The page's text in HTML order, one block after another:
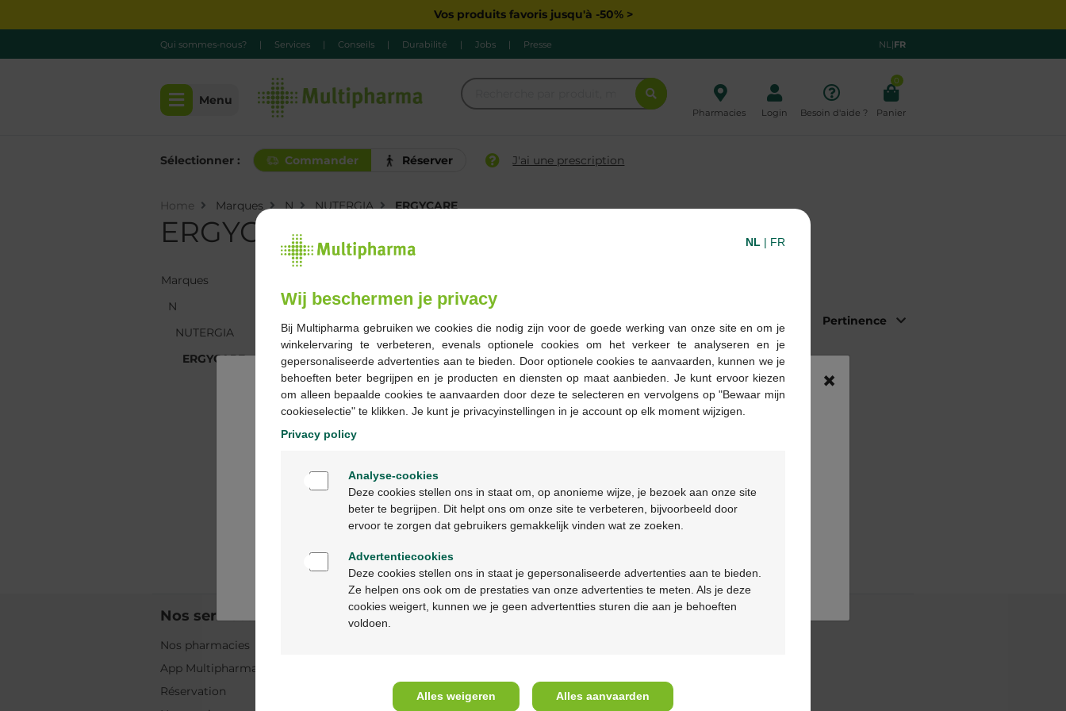
Vos produits favoris jusqu'à -50% >
Qui sommes-nous? | Services | Conseils | Durabilité | Jobs | Presse NL|FR
Menu
Pharmacies Login Besoin d'aide ?
0
Panier
Sélectionner : Commander Réserver J'ai une prescription
Home Marques N NUTERGIA ERGYCARE
ERGYCARE
Marques
N
NUTERGIA NUTERGIA
ERGYCAREERGYCARE
1 Résultats Trier par:
24,90 €
Nos services
Nos pharmacies
App Multipharma
Réservation
A propos de Multipharma
Mission & vision
Aide & contact
Prenez rendez-vous
×
Ga verder in het nederlands
NL | FR
Wij beschermen je privacy
Bij Multipharma gebruiken we cookies die nodig zijn voor de goede werking van onze site en om je
winkelervaring te verbeteren, evenals optionele cookies om het verkeer te analyseren en je
gepersonaliseerde advertenties aan te bieden. Door optionele cookies te aanvaarden, kunnen we je
behoeften beter begrijpen en je producten en diensten op maat aanbieden. Je kunt ervoor kiezen
om alleen bepaalde cookies te aanvaarden door deze te selecteren en vervolgens op "Bewaar mijn
cookieselectie" te klikken. Je kunt je privacyinstellingen in je account op elk moment wijzigen.
Privacy policy
Analyse-cookies
Deze cookies stellen ons in staat om, op anonieme wijze, je bezoek aan onze site
beter te begrijpen. Dit helpt ons om onze site te verbeteren, bijvoorbeeld door
ervoor te zorgen dat gebruikers gemakkelijk vinden wat ze zoeken.
Advertentiecookies
Deze cookies stellen ons in staat je gepersonaliseerde advertenties aan te bieden.
Ze helpen ons ook om de prestaties van onze advertenties te meten. Als je deze
cookies weigert, kunnen we je geen advertentties sturen die aan je behoeften
voldoen.
Alles weigeren Alles aanvaarden